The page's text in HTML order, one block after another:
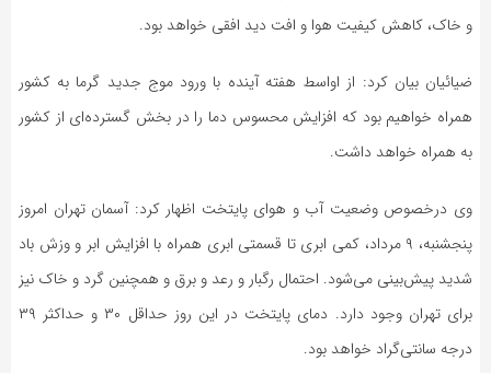
و خاک، کاهش کیفیت هوا و افت دید افقی خواهد بود.
ضیائیان بیان کرد: از اواسط هفته آینده با ورود موج جدید گرما به کشور
همراه خواهیم بود که افزایش محسوس دما را در بخش گسترده‌ای از کشور
به همراه خواهد داشت.
وی درخصوص وضعیت آب و هوای پایتخت اظهار کرد: آسمان تهران امروز
پنجشنبه، ۹ مرداد، کمی ابری تا قسمتی ابری همراه با افزایش ابر و وزش باد
شدید پیش‌بینی می‌شود. احتمال رگبار و رعد و برق و همچنین گرد و خاک نیز
برای تهران وجود دارد. دمای پایتخت در این روز حداقل ۳۰ و حداکثر ۳۹
درجه سانتی‌گراد خواهد بود.